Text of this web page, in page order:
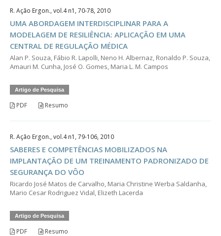
R. Ação Ergon., vol.4 n1, 70-78, 2010
UMA ABORDAGEM INTERDISCIPLINAR PARA A
MODELAGEM DE RESILIÊNCIA: APLICAÇÃO EM UMA
CENTRAL DE REGULAÇÃO MÉDICA
Alan P. Souza, Fábio R. Lapolli, Neno H. Albernaz, Ronaldo P. Souza,
Amauri M. Cunha, José O. Gomes, Maria L. M. Campos
Artigo de Pesquisa
PDF Resumo
R. Ação Ergon., vol.4 n1, 79-106, 2010
SABERES E COMPETÊNCIAS MOBILIZADOS NA
IMPLANTAÇÃO DE UM TREINAMENTO PADRONIZADO DE
SEGURANÇA DO VÔO
Ricardo José Matos de Carvalho, Maria Christine Werba Saldanha,
Mario Cesar Rodriguez Vidal, Elizeth Lacerda
Artigo de Pesquisa
PDF Resumo